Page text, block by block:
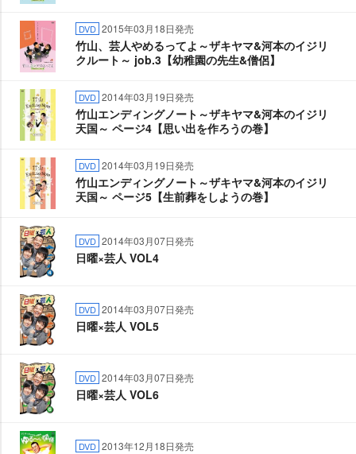
DVD 2015年03月18日発売
竹山、芸人やめるってよ～ザキヤマ&河本のイジリ
クルート～ job.3【幼稚園の先生&僧侶】
DVD 2014年03月19日発売
竹山エンディングノート～ザキヤマ&河本のイジリ
天国～ ページ4【思い出を作ろうの巻】
DVD 2014年03月19日発売
竹山エンディングノート～ザキヤマ&河本のイジリ
天国～ ページ5【生前葬をしようの巻】
DVD 2014年03月07日発売
日曜×芸人 VOL4
DVD 2014年03月07日発売
日曜×芸人 VOL5
DVD 2014年03月07日発売
日曜×芸人 VOL6
DVD 2013年12月18日発売